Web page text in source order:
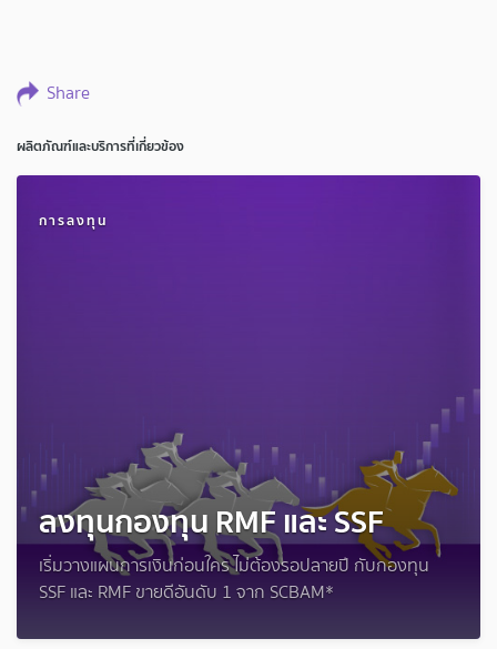
Share
ผลิตภัณฑ์และบริการที่เกี่ยวข้อง
การลงทุน
ลงทุนกองทุน RMF และ SSF
เริ่มวางแผนการเงินก่อนใคร ไม่ต้องรอปลายปี กับกองทุน
SSF และ RMF ขายดีอันดับ 1 จาก SCBAM*